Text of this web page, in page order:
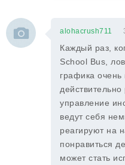
alohacrush711
Каждый раз,
School Bus,
графика очень
управление
ведут себя
реагируют на
понравиться
может стать